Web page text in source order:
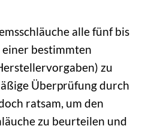
alle fünf bis
einer bestimmten
zu
Überprüfung durch
ratsam, um den
zu beurteilen und